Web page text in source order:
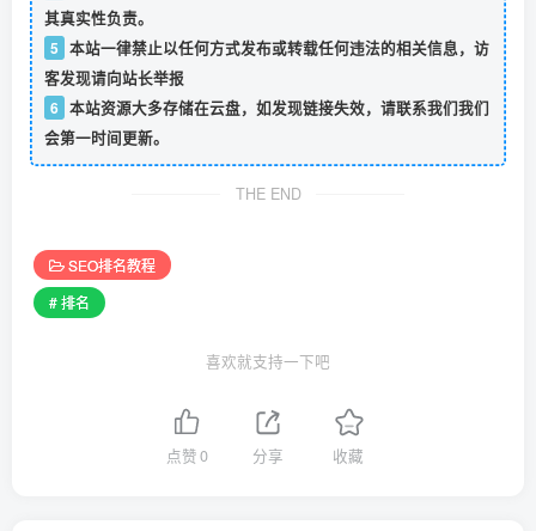
其真实性负责。
5 本站一律禁止以任何方式发布或转载任何违法的相关信息，访
客发现请向站长举报
6 本站资源大多存储在云盘，如发现链接失效，请联系我们我们
会第一时间更新。
THE END
SEO排名教程
# 排名
喜欢就支持一下吧
点赞0 分享 收藏